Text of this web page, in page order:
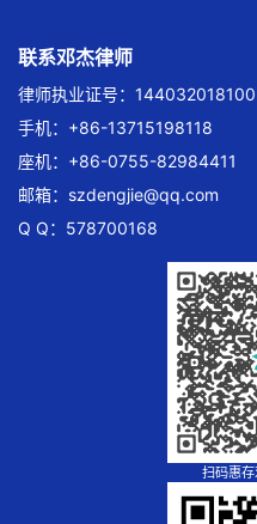
联系邓杰律师
律师执业证号：
手机：+86-13715198118
座机：+86-0755-82984411
邮箱： szdengjie@qq.com
Q Q：578700168
扫码惠